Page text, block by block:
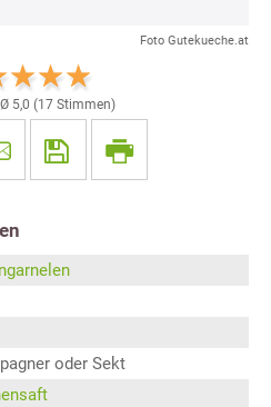
Foto Gutekueche.at
5,0 (17Stimmen)
oder Sekt